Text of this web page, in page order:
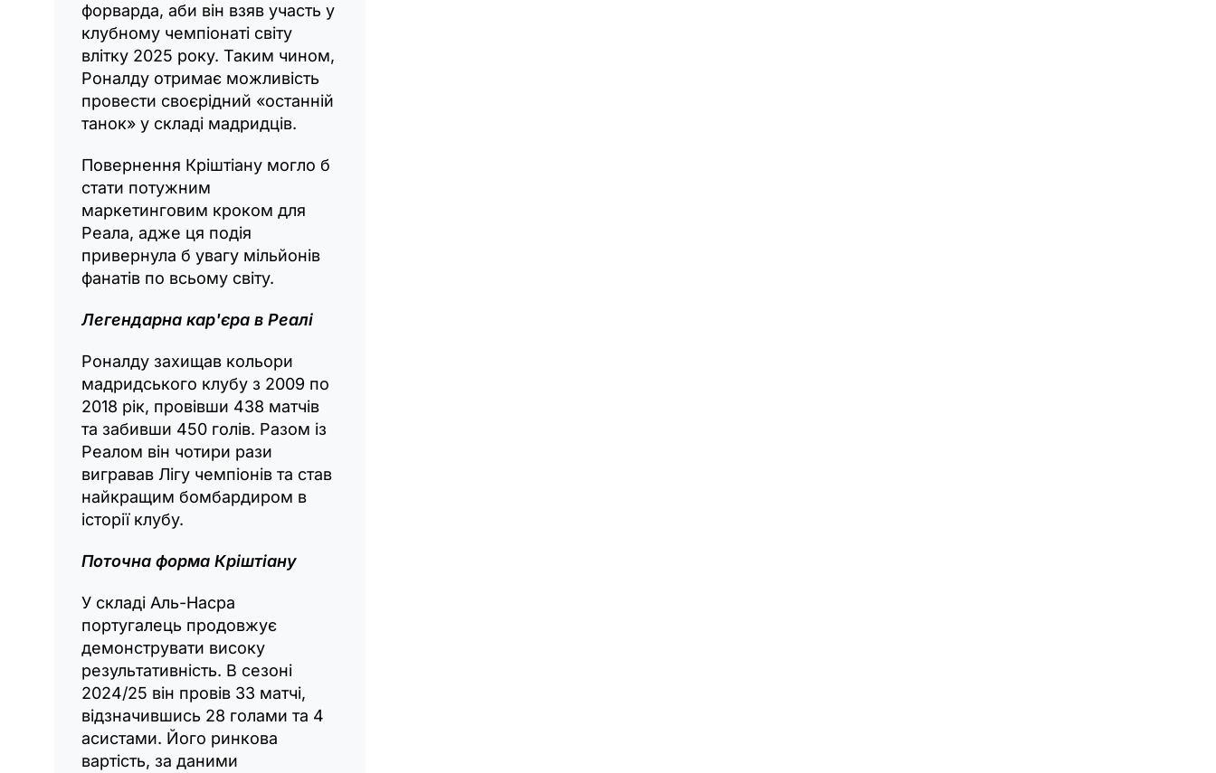
форварда, аби він взяв участь у
клубному чемпіонаті світу
влітку 2025 року. Таким чином,
Роналду отримає можливість
провести своєрідний «останній
танок» у складі мадридців.
Повернення Кріштіану могло б
стати потужним
маркетинговим кроком для
Реала, адже ця подія
привернула б увагу мільйонів
фанатів по всьому світу.
Легендарна кар'єра в Реалі
Роналду захищав кольори
мадридського клубу з 2009 по
2018 рік, провівши 438 матчів
та забивши 450 голів. Разом із
Реалом він чотири рази
вигравав Лігу чемпіонів та став
найкращим бомбардиром в
історії клубу.
Поточна форма Кріштіану
У складі Аль-Насра
португалець продовжує
демонструвати високу
результативність. В сезоні
2024/25 він провів 33 матчі,
відзначившись 28 голами та 4
асистами. Його ринкова
вартість, за даними